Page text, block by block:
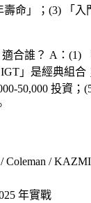
壽命 」；(3) 「 入
適合誰？ A：(1)
」是經典組合
50,000 投資；
Coleman /
年實戰